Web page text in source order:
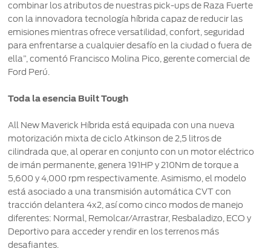
combinar los atributos de nuestras pick-ups de Raza Fuerte
con la innovadora tecnología híbrida capaz de reducir las
emisiones mientras ofrece versatilidad, confort, seguridad
para enfrentarse a cualquier desafío en la ciudad o fuera de
ella”, comentó Francisco Molina Pico, gerente comercial de
Ford Perú.
Toda la esencia Built Tough
All New Maverick Híbrida está equipada con una nueva
motorización mixta de ciclo Atkinson de 2,5 litros de
cilindrada que, al operar en conjunto con un motor eléctrico
de imán permanente, genera 191HP y 210Nm de torque a
5,600 y 4,000 rpm respectivamente. Asimismo, el modelo
está asociado a una transmisión automática CVT con
tracción delantera 4x2, así como cinco modos de manejo
diferentes: Normal, Remolcar/Arrastrar, Resbaladizo, ECO y
Deportivo para acceder y rendir en los terrenos más
desafiantes.